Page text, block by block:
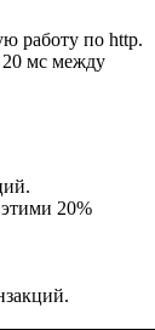
работу по http.
20 мс между
20%